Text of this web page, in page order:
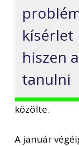
kísérlet
hiszen
tanulni
közölte.
A január